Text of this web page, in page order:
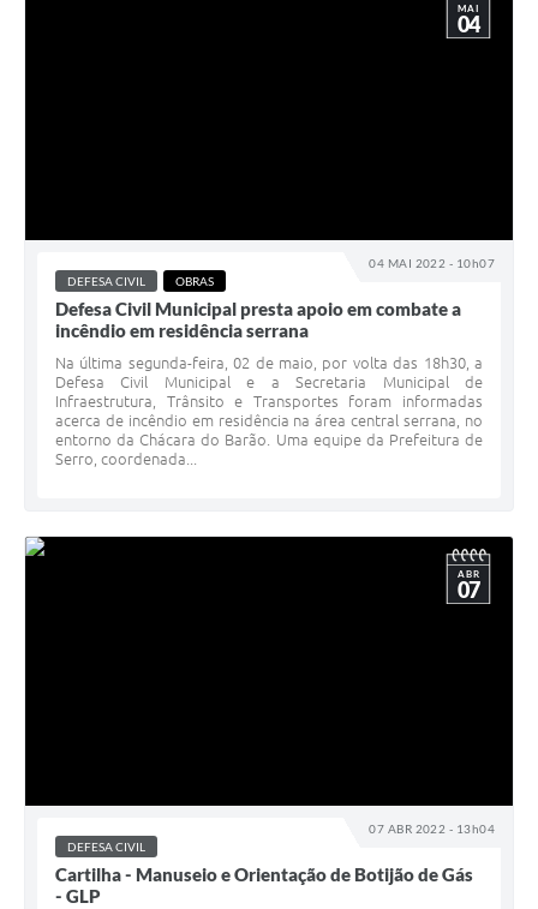
04 MAI 2022 - 10h07
MAI
04
DEFESA CIVIL OBRAS
Defesa Civil Municipal presta apoio em combate a
incêndio em residência serrana
Na última segunda-feira, 02 de maio, por volta das 18h30, a
Defesa Civil Municipal e a Secretaria Municipal de
Infraestrutura, Trânsito e Transportes foram informadas
acerca de incêndio em residência na área central serrana, no
entorno da Chácara do Barão. Uma equipe da Prefeitura de
Serro, coordenada...
07 ABR 2022 - 13h04
ABR
07
DEFESA CIVIL
Cartilha - Manuseio e Orientação de Botijão de Gás
- GLP